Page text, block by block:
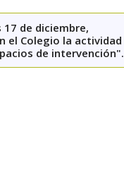
17 de diciembre,
el Colegio la actividad
de intervención".